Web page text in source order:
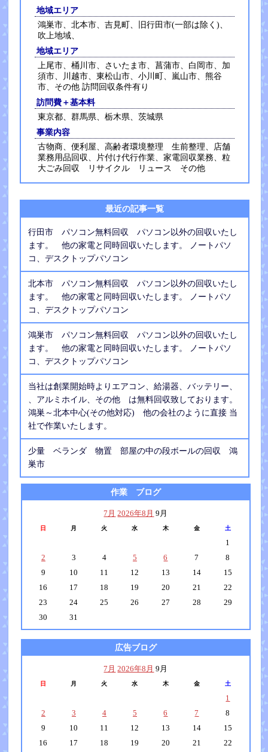
地域エリア
鴻巣市、北本市、吉見町、旧行田市(一部は除く)、
吹上地域、
地域エリア
上尾市、桶川市、さいたま市、菖蒲市、白岡市、加
須市、川越市、東松山市、小川町、嵐山市、熊谷
市、その他 訪問回収条件有り
訪問費＋基本料
東京都、群馬県、栃木県、茨城県
事業内容
古物商、便利屋、高齢者環境整理 生前整理、店舗
業務用品回収、片付け代行作業、家電回収業務、粒
大ごみ回収 リサイクル リュース その他
最近の記事一覧
行田市 パソコン無料回収 パソコン以外の回収いたし
ます。 他の家電と同時回収いたします。 ノートパソ
コ、デスクトップパソコン
北本市 パソコン無料回収 パソコン以外の回収いたし
ます。 他の家電と同時回収いたします。 ノートパソ
コ、デスクトップパソコン
鴻巣市 パソコン無料回収 パソコン以外の回収いたし
ます。 他の家電と同時回収いたします。 ノートパソ
コ、デスクトップパソコン
当社は創業開始時よりエアコン、給湯器、バッテリー、
、アルミホイル、その他 は無料回収致しております。
鴻巣～北本中心(その他対応) 他の会社のように直接 当
社で作業いたします。
少量 ベランダ 物置 部屋の中の段ボールの回収 鴻
巣市
作業 ブログ
7月 2026年8月 9月
日 月 火 水 木 金 土
1
2
3 4 5 6 7
8
9
10 11 12 13 14
15
16
17 18 19 20 21
22
23
24 25 26 27 28
29
30
31
広告ブログ
7月 2026年8月 9月
日 月 火 水 木 金 土
1
2
3 4 5 6 7
8
9
10 11 12 13 14
15
16
17 18 19 20 21
22